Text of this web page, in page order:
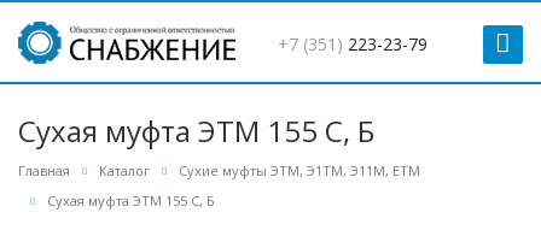
+7 (351) 223-23-79
Сухая муфта ЭТМ 155 С, Б
Главная Каталог
Сухие муфты ЭТМ, Э1ТМ, Э11М, ЕТМ
Сухая муфта ЭТМ 155 С, Б